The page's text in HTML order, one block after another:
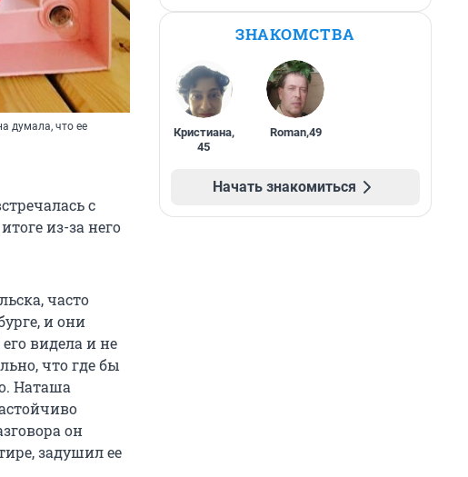
думала, что ее
с
из-за него
часто
и они
видела и не
что где бы
Наташа
он
задушил ее
ЗНАКОМСТВА
Кристиана,
45
Roman,49
Начать знакомиться